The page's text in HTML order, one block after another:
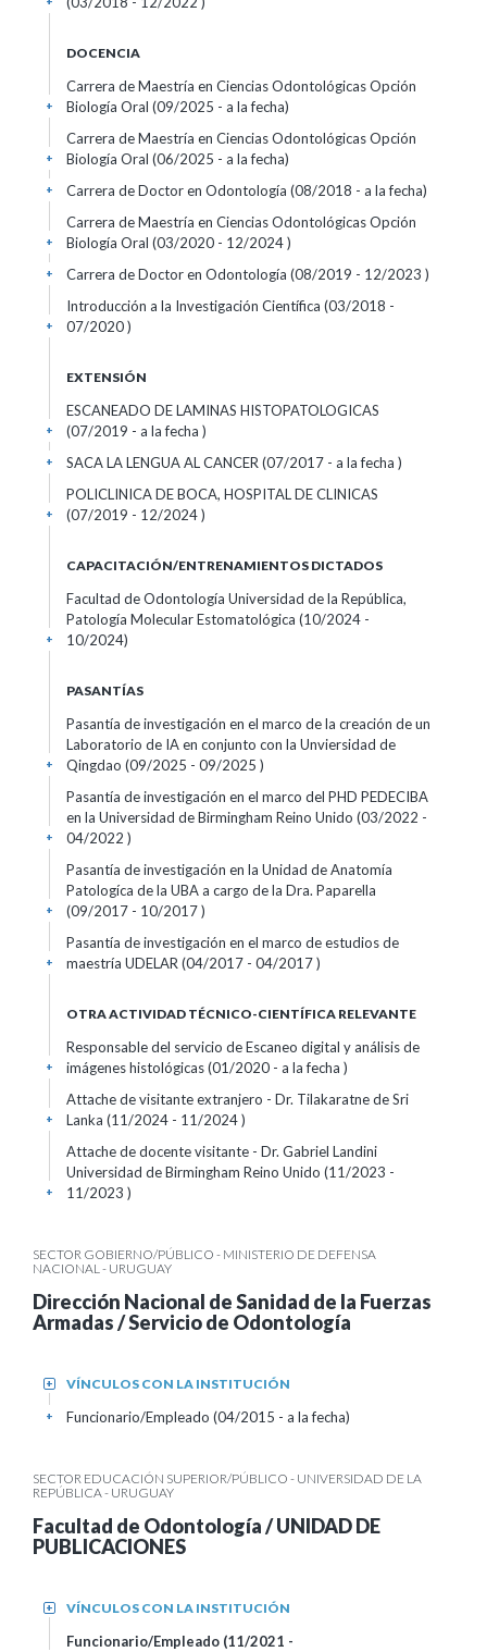
DOCENCIA
Carrera de Maestría en Ciencias Odontológicas Opción
Biología Oral (09/2025 - a la fecha)
+
Carrera de Maestría en Ciencias Odontológicas Opción
Biología Oral (06/2025 - a la fecha)
+
Carrera de Doctor en Odontología (08/2018 - a la fecha)
+
Carrera de Maestría en Ciencias Odontológicas Opción
Biología Oral (03/2020 - 12/2024 )
+
Carrera de Doctor en Odontología (08/2019 - 12/2023 )
+
Introducción a la Investigación Científica (03/2018 -
07/2020 )
+
EXTENSIÓN
ESCANEADO DE LAMINAS HISTOPATOLOGICAS
(07/2019 - a la fecha )
+
SACA LA LENGUA AL CANCER (07/2017 - a la fecha )
+
POLICLINICA DE BOCA, HOSPITAL DE CLINICAS
(07/2019 - 12/2024 )
+
CAPACITACIÓN/ENTRENAMIENTOS DICTADOS
Facultad de Odontología Universidad de la República,
Patología Molecular Estomatológica (10/2024 -
10/2024)
+
PASANTÍAS
Pasantía de investigación en el marco de la creación de un
Laboratorio de IA en conjunto con la Unviersidad de
Qingdao (09/2025 - 09/2025 )
+
Pasantía de investigación en el marco del PHD PEDECIBA
en la Universidad de Birmingham Reino Unido (03/2022 -
04/2022 )
+
Pasantía de investigación en la Unidad de Anatomía
Patologíca de la UBA a cargo de la Dra. Paparella
(09/2017 - 10/2017 )
+
Pasantía de investigación en el marco de estudios de
maestría UDELAR (04/2017 - 04/2017 )
+
OTRA ACTIVIDAD TÉCNICO-CIENTÍFICA RELEVANTE
Responsable del servicio de Escaneo digital y análisis de
imágenes histológicas (01/2020 - a la fecha )
+
Attache de visitante extranjero - Dr. Tilakaratne de Sri
Lanka (11/2024 - 11/2024 )
+
Attache de docente visitante - Dr. Gabriel Landini
Universidad de Birmingham Reino Unido (11/2023 -
11/2023 )
+
SECTOR GOBIERNO/PÚBLICO - MINISTERIO DE DEFENSA
NACIONAL - URUGUAY
Dirección Nacional de Sanidad de la Fuerzas
Armadas / Servicio de Odontología
VÍNCULOS CON LA INSTITUCIÓN
+
Funcionario/Empleado (04/2015 - a la fecha)
+
SECTOR EDUCACIÓN SUPERIOR/PÚBLICO - UNIVERSIDAD DE LA
REPÚBLICA - URUGUAY
Facultad de Odontología / UNIDAD DE
PUBLICACIONES
VÍNCULOS CON LA INSTITUCIÓN
+
Funcionario/Empleado (11/2021 -